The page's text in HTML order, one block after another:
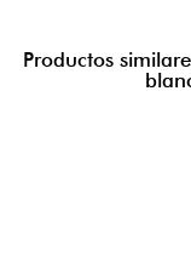
Productos